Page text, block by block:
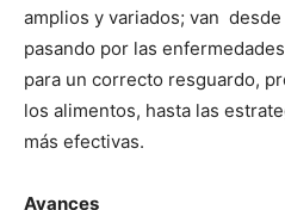
amplios y variados; van
pasando por las
para un correcto resguardo,
los alimentos, hasta las
más efectivas.
Avances